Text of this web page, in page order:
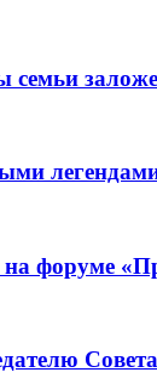
семьи
форуме